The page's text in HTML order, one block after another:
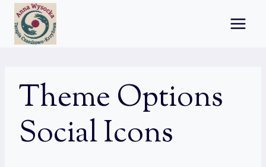
Przejdź
treści
Theme Options
Social Icons